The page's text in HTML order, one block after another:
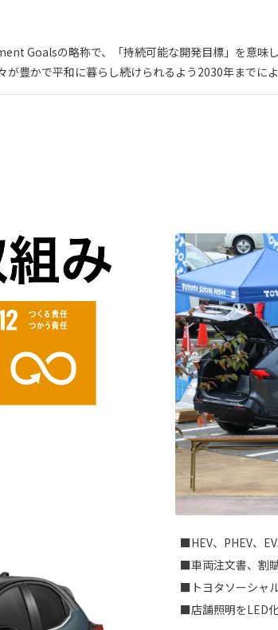
Goalsの略称で、「持続可能な開発目標」を意味し
豊かで平和に暮らし続けられるよう2030年までに
■HEV、PHEV、
■車両注文書、割
■トヨタソーシャ
■店舗照明をLED